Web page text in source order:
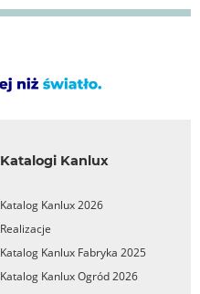
Katalogi Kanlux
Katalog Kanlux 2026
Realizacje
Katalog Kanlux Fabryka 2025
Katalog Kanlux Ogród 2026